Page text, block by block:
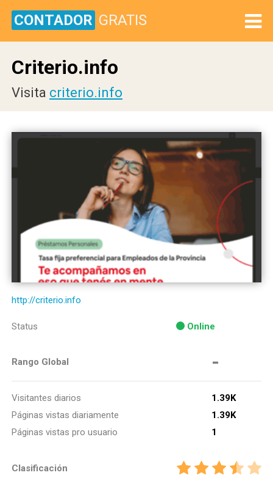
CONTADOR GRATIS
Criterio.info
Visita criterio.info
http://criterio.info
Status Online
Rango Global -
Visitantes diarios
1.39K
Páginas vistas diariamente
1.39K
Páginas vistas pro usuario
1
Clasificación